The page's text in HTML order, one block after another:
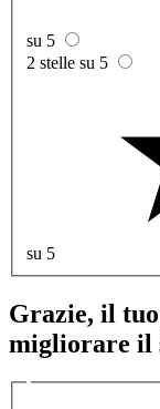
su 5
2 stelle su 5
su 5
Grazie, il
migliorare il